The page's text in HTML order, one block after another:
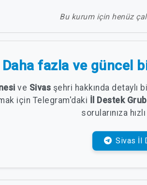
Bu kurum için henüz
Daha fazla ve güncel
ve Sivas şehri hakkında detaylı
için Telegram'daki İl Destek
sorularınıza
Sivas İl